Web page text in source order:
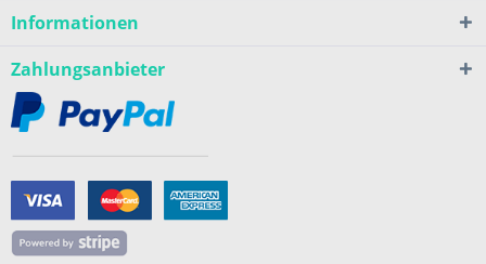
Informationen
Zahlungsanbieter